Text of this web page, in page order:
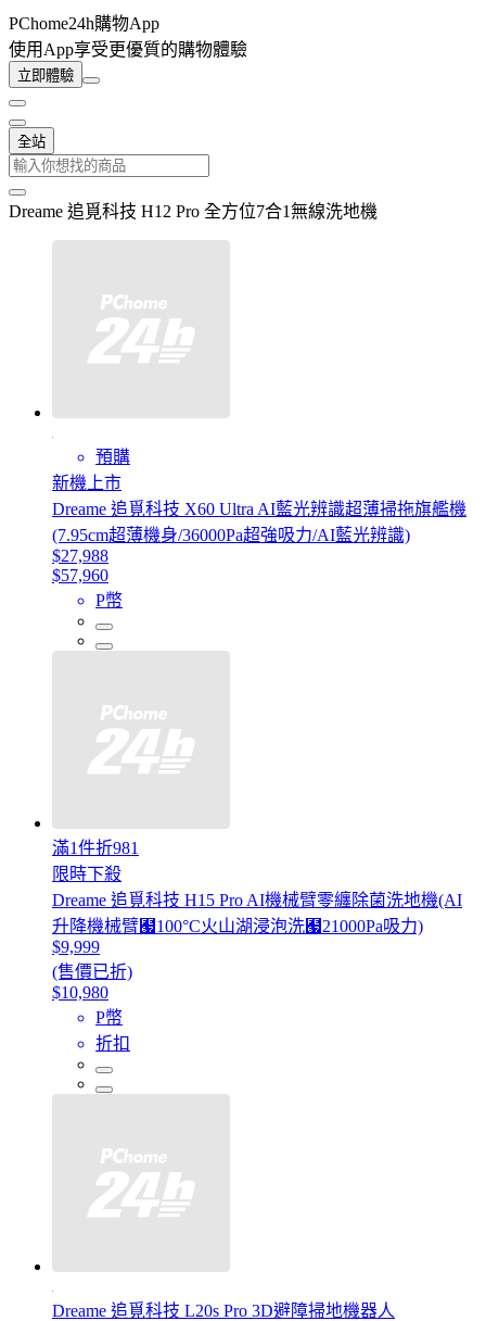
PChome24h購物App
使用App享受更優質的購物體驗
立即體驗
全站
Dreame 追覓科技 H12 Pro 全方位7合1無線洗地機
預購
新機上市
Dreame 追覓科技 X60 Ultra AI藍光辨識超薄掃拖旗艦機
(7.95cm超薄機身/36000Pa超強吸力/AI藍光辨識)
$27,988
$57,960
P幣
滿1件折981
限時下殺
Dreame 追覓科技 H15 Pro AI機械臂零纏除菌洗地機(AI
升降機械臂﹧100°C火山湖浸泡洗﹧21000Pa吸力)
$9,999
(售價已折)
$10,980
P幣
折扣
Dreame 追覓科技 L20s Pro 3D避障掃地機器人